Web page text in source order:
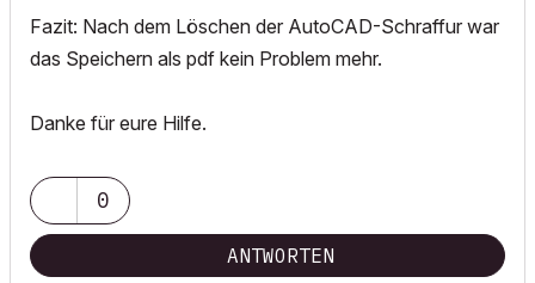
Fazit: Nach dem Löschen der AutoCAD-Schraffur war
das Speichern als pdf kein Problem mehr.
Danke für eure Hilfe.
0
ANTWORTEN